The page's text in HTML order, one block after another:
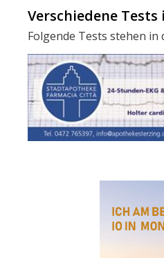
Verschiedene
Folgende Tests stehen